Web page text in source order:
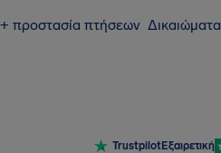
προστασία πτήσεων Δικαιώματα
TrustpilotΕξαιρετική